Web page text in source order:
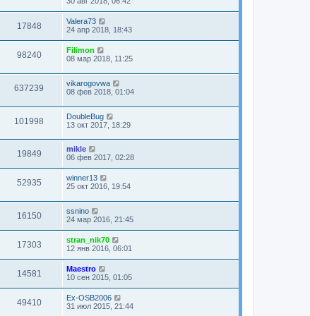
17848
Valera73
24 апр 2018, 18:43
98240
Filimon
08 мар 2018, 11:25
637239
vikarogovwa
08 фев 2018, 01:04
101998
DoubleBug
13 окт 2017, 18:29
19849
mikle
06 фев 2017, 02:28
52935
winner13
25 окт 2016, 19:54
16150
ssnino
24 мар 2016, 21:45
17303
stran_nik70
12 янв 2016, 06:01
14581
Maestro
10 сен 2015, 01:05
49410
Ex-OSB2006
31 июл 2015, 21:44